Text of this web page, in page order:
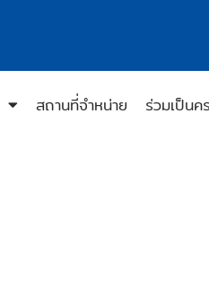
สถานที่จำหน่าย ร่วมเป็นค